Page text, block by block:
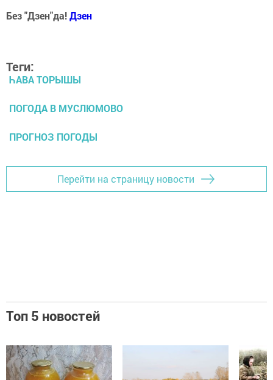
Без "Дзен"да!Дзен
Теги:
ҺАВА ТОРЫШЫ
ПОГОДА В МУСЛЮМОВО
ПРОГНОЗ ПОГОДЫ
Перейти на страницу новости
Топ 5 новостей